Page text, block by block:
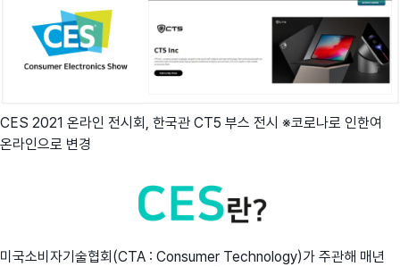
CES 2021 온라인 전시회, 한국관 CT5 부스 전시 ※코로나로 인한여
온라인으로 변경
미국소비자기술협회(CTA : Consumer Technology)가 주관해 매년